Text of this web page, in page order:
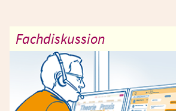
Fachdiskussion